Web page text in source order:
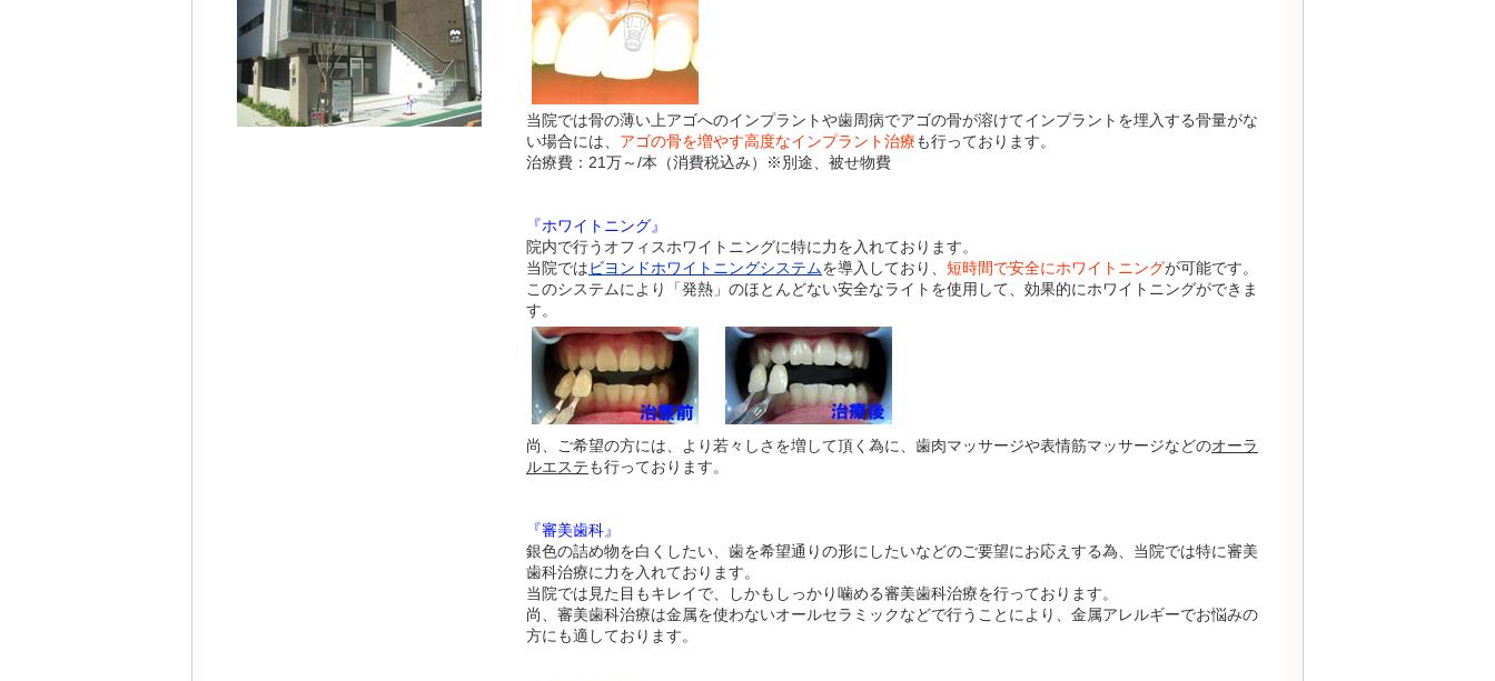
当院では骨の薄い上アゴへのインプラントや歯周病でアゴの骨が溶けてインプラントを埋入する骨量がな
い場合には、 アゴの骨を増やす高度なインプラント治療も行っております。
治療費：21万～/本（消費税込み）※別途、被せ物費
『ホワイトニング』
院内で行うオフィスホワイトニングに特に力を入れております。
当院ではビヨンドホワイトニングシステムを導入しており、 短時間で安全にホワイトニングが可能です。
このシステムにより「発熱」のほとんどない安全なライトを使用して、効果的にホワイトニングができま
す。
尚、ご希望の方には、より若々しさを増して頂く為に、歯肉マッサージや表情筋マッサージなどのオーラ
ルエステも行っております。
『審美歯科』
銀色の詰め物を白くしたい、歯を希望通りの形にしたいなどのご要望にお応えする為、当院では特に審美
歯科治療に力を入れております。
当院では見た目もキレイで、しかもしっかり噛める審美歯科治療を行っております。
尚、審美歯科治療は金属を使わないオールセラミックなどで行うことにより、金属アレルギーでお悩みの
方にも適しております。